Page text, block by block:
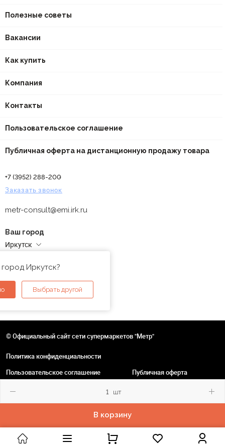
шт
В корзину
Полезные советы
Вакансии
Как купить
Компания
Контакты
Пользовательское соглашение
Публичная оферта на дистанционную продажу товара
+7 (3952) 288-200
Заказать звонок
metr-consult@emi.irk.ru
Ваш город
Иркутск
Иркутск?
Выбрать другой
© Официальный сайт сети супермаркетов "Метр"
Политика конфиденциальности
Пользовательское соглашение
Публичная оферта